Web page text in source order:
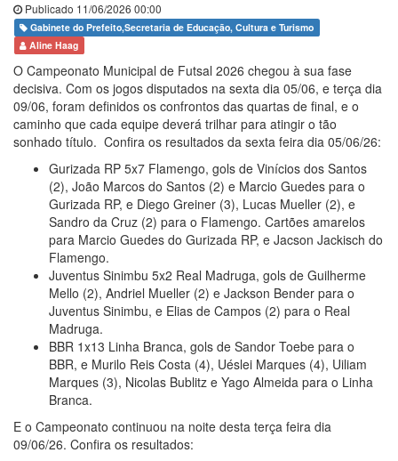
Publicado 11/06/2026 00:00
Gabinete do Prefeito,Secretaria de Educação, Cultura e Turismo
Aline Haag
O Campeonato Municipal de Futsal 2026 chegou à sua fase
decisiva. Com os jogos disputados na sexta dia 05/06, e terça dia
09/06, foram definidos os confrontos das quartas de final, e o
caminho que cada equipe deverá trilhar para atingir o tão
sonhado título. Confira os resultados da sexta feira dia 05/06/26:
Gurizada RP 5x7 Flamengo, gols de Vinícios dos Santos
(2), João Marcos do Santos (2) e Marcio Guedes para o
Gurizada RP, e Diego Greiner (3), Lucas Mueller (2), e
Sandro da Cruz (2) para o Flamengo. Cartões amarelos
para Marcio Guedes do Gurizada RP, e Jacson Jackisch do
Flamengo.
Juventus Sinimbu 5x2 Real Madruga, gols de Guilherme
Mello (2), Andriel Mueller (2) e Jackson Bender para o
Juventus Sinimbu, e Elias de Campos (2) para o Real
Madruga.
BBR 1x13 Linha Branca, gols de Sandor Toebe para o
BBR, e Murilo Reis Costa (4), Uéslei Marques (4), Uiliam
Marques (3), Nicolas Bublitz e Yago Almeida para o Linha
Branca.
E o Campeonato continuou na noite desta terça feira dia
09/06/26. Confira os resultados: